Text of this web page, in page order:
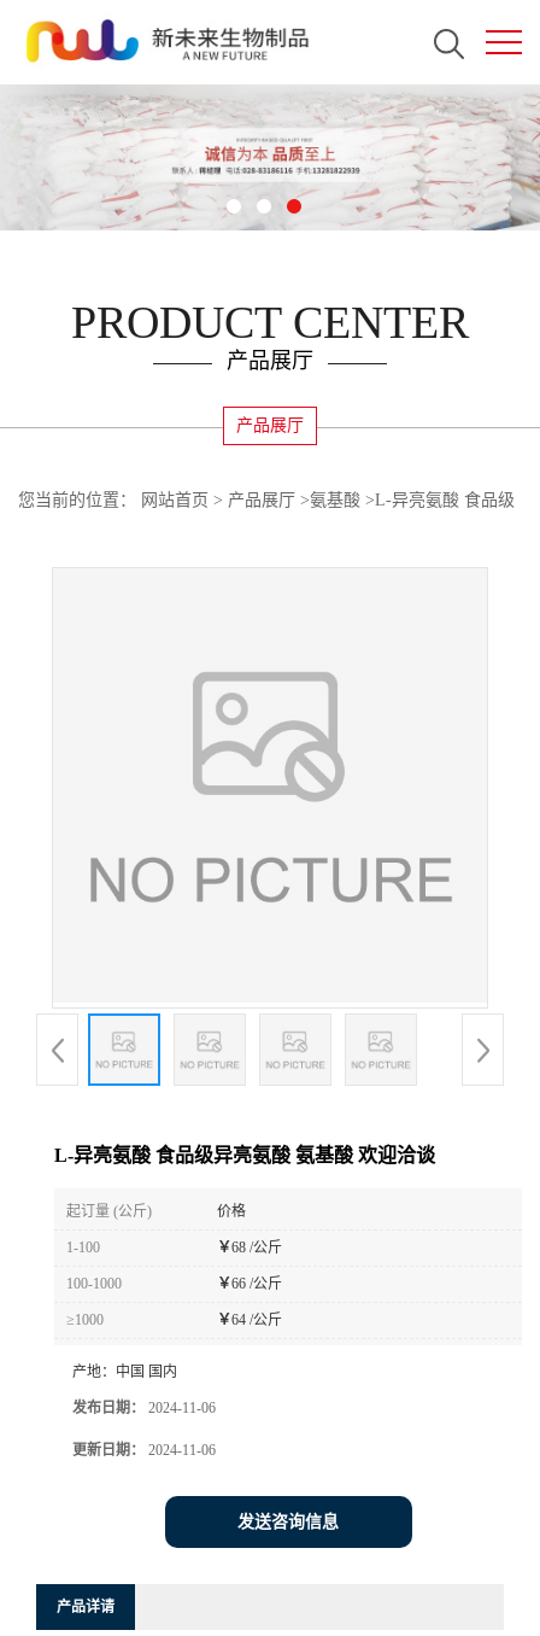
PRODUCT CENTER
产品展厅
产品展厅
您当前的位置： 网站首页 > 产品展厅 >氨基酸 >L-异亮氨酸 食品级
L-异亮氨酸 食品级异亮氨酸 氨基酸 欢迎洽谈
起订量 (公斤) 价格
1-100 ￥68 /公斤
100-1000 ￥66 /公斤
≥1000 ￥64 /公斤
产地： 中国 国内
发布日期： 2024-11-06
更新日期： 2024-11-06
发送咨询信息
产品详请